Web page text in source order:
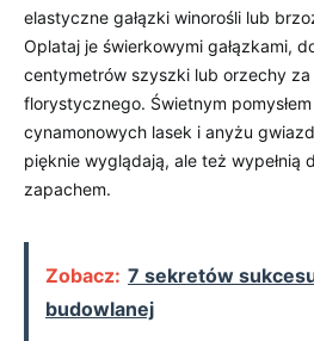
elastyczne gałązki winorośli lub
Oplataj je świerkowymi⁢ gałązkami,​
centymetrów szyszki ‌lub ⁢orzechy
⁤florystycznego. ​Świetnym
cynamonowych ⁤lasek ⁤i ​anyżu
⁤pięknie wyglądają, ​ale też wypełnią
zapachem.
Zobacz: 7 sekretów
budowlanej